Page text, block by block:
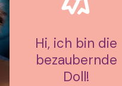
Hi, ich bin die
bezaubernde
Doll!